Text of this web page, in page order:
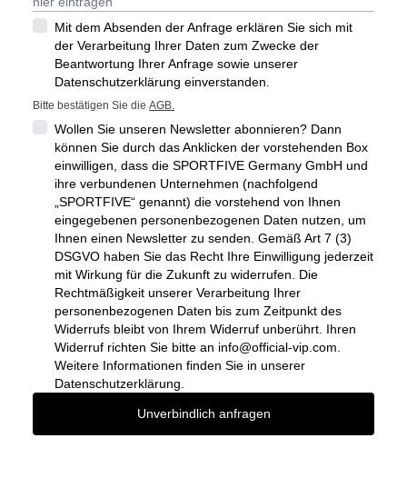
Mit dem Absenden der Anfrage erklären Sie sich mit
der Verarbeitung Ihrer Daten zum Zwecke der
Beantwortung Ihrer Anfrage sowie unserer
Datenschutzerklärung einverstanden.
Bitte bestätigen Sie die AGB.
Wollen Sie unseren Newsletter abonnieren? Dann
können Sie durch das Anklicken der vorstehenden Box
einwilligen, dass die SPORTFIVE Germany GmbH und
ihre verbundenen Unternehmen (nachfolgend
„SPORTFIVE“ genannt) die vorstehend von Ihnen
eingegebenen personenbezogenen Daten nutzen, um
Ihnen einen Newsletter zu senden. Gemäß Art 7 (3)
DSGVO haben Sie das Recht Ihre Einwilligung jederzeit
mit Wirkung für die Zukunft zu widerrufen. Die
Rechtmäßigkeit unserer Verarbeitung Ihrer
personenbezogenen Daten bis zum Zeitpunkt des
Widerrufs bleibt von Ihrem Widerruf unberührt. Ihren
Widerruf richten Sie bitte an info@official-vip.com
Weitere Informationen finden Sie in unserer
Datenschutzerklärung.
Unverbindlich anfragen